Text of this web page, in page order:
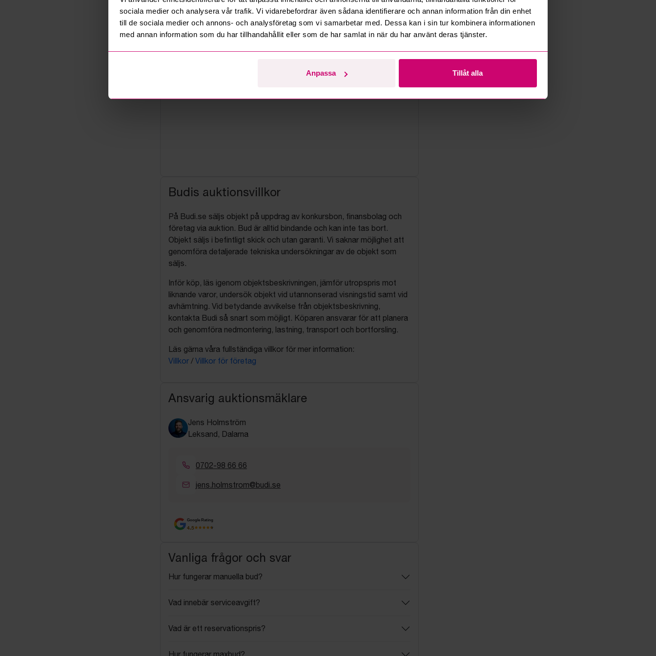
sociala medier och analysera vår trafik. Vi vidarebefordrar även sådana identifierare och annan information från din enhet
till de sociala medier och annons- och analysföretag som vi samarbetar med. Dessa kan i sin tur kombinera informationen
med annan information som du har tillhandahållit eller som de har samlat in när du har använt deras tjänster.
Anpassa Tillåt alla
Företag
Budis auktionsvillkor
På Budi.se säljs objekt på uppdrag av konkursbon, finansbolag och
företag via auktion. Bud är alltid bindande och kan inte tas bort.
Objekt säljs i befintligt skick och utan garanti. Vi saknar möjlighet att
genomföra detaljerade tekniska undersökningar av de objekt som
säljs.
Inför köp, läs igenom objektsbeskrivningen, jämför utropspris mot
liknande varor, undersök objekt vid utannonserad visningstid samt vid
avhämtning. Vid betydande avvikelse från objektsbeskrivning,
kontakta Budi så snart som möjligt. Köparen ansvarar för att planera
och genomföra nedmontering, lastning, transport och bortforsling.
Läs gärna våra fullständiga villkor för mer information:
Villkor / Villkor för företag
Ansvarig auktionsmäklare
Jens Holmström
Leksand, Dalarna
0702-98 66 66
jens.holmstrom@budi.se
Google Rating
4.5
Vanliga frågor och svar
Hur fungerar manuella bud?
Vad innebär serviceavgift?
Vad är ett reservationspris?
Hur fungerar maxbud?